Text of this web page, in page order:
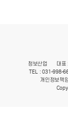
청보산업 대표
TEL : 031-998-
개인정보책